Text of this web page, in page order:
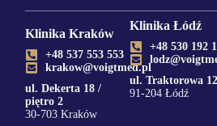
Klinika Kraków
+48 537 553 553
krakow@voigtmed.pl
ul. Dekerta 18 /
piętro 2
30-703 Kraków
Klinika Łódź
+48 530 192
ul. Traktorowa
91-204 Łódź